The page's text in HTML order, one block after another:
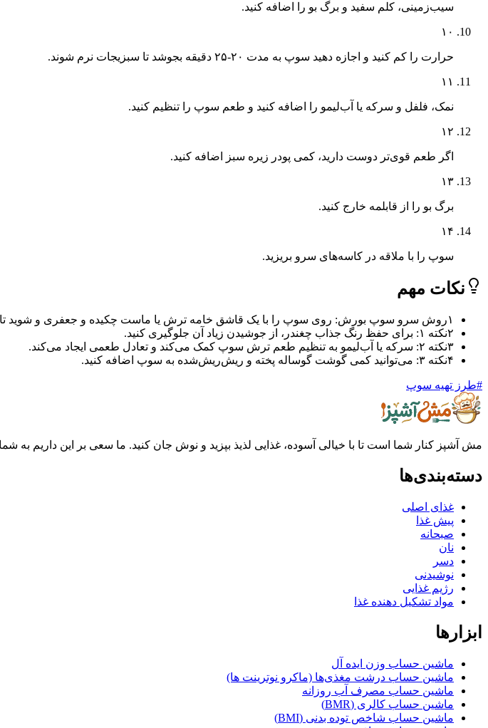
سیب‌زمینی، کلم سفید و برگ بو را اضافه کنید.
۱۰
حرارت را کم کنید و اجازه دهید سوپ به مدت ۲۰-۲۵ دقیقه بجوشد تا سبزیجات نرم شوند.
۱۱
نمک، فلفل و سرکه یا آب‌لیمو را اضافه کنید و طعم سوپ را تنظیم کنید.
۱۲
اگر طعم قوی‌تر دوست دارید، کمی پودر زیره سبز اضافه کنید.
۱۳
برگ بو را از قابلمه خارج کنید.
۱۴
سوپ را با ملاقه در کاسه‌های سرو بریزید.
نکات مهم
۱روش سرو سوپ بورش: روی سوپ را با یک قاشق خامه ترش یا ماست چکیده و جعفری و شوید تازه
۲نکته ۱: برای حفظ رنگ جذاب چغندر، از جوشیدن زیاد آن جلوگیری کنید.
۳نکته ۲: سرکه یا آب‌لیمو به تنظیم طعم ترش سوپ کمک می‌کند و تعادل طعمی ایجاد می‌کند.
۴نکته ۳: می‌توانید کمی گوشت گوساله پخته و ریش‌ریش‌شده به سوپ اضافه کنید.
#طرز تهیه سوپ
مش آشپز کنار شما است تا با خیالی آسوده، غذایی لذیذ بپزید و نوش جان کنید. ما سعی بر این داریم به شما
دسته‌بندی‌ها
غذای اصلی
پیش غذا
صبحانه
نان
دسر
نوشیدنی
رژیم غذایی
مواد تشکیل دهنده غذا
ابزارها
ماشین حساب وزن ایده آل
ماشین حساب درشت مغذی‌ها (ماکرو نوترینت ها)
ماشین حساب مصرف آب روزانه
ماشین حساب کالری (BMR)
ماشین حساب شاخص توده بدنی (BMI)